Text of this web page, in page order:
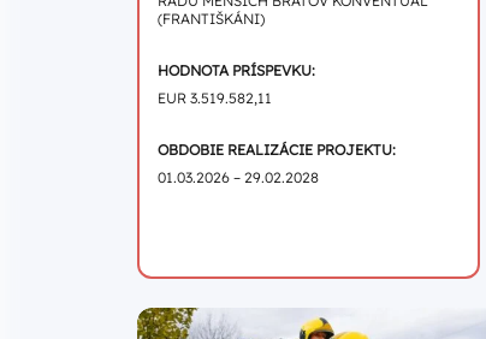
(FRANTIŠKÁNI)
HODNOTA PRÍSPEVKU:
EUR 3.519.582,11
OBDOBIE REALIZÁCIE PROJEKTU:
01.03.2026 – 29.02.2028